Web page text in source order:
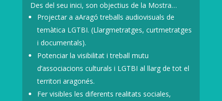
Des del seu inici, son objectius de la Mostra…
Projectar a aAragó treballs audiovisuals de
temàtica LGTBI. (Llargmetratges, curtmetratges
i documentals).
Potenciar la visibilitat i treball mutu
d’associacions culturals i LGTBI al llarg de tot el
territori aragonés.
Fer visibles les diferents realitats sociales,